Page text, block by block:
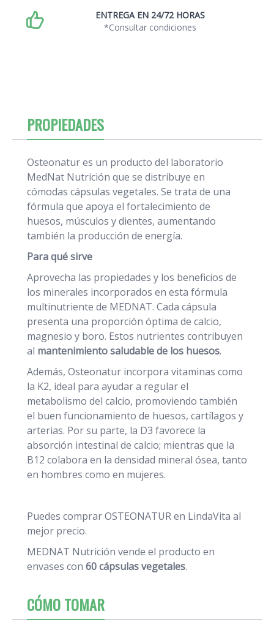
ENTREGA EN 24/72 HORAS
*Consultar condiciones
PROPIEDADES
Osteonatur es un producto del laboratorio
MedNat Nutrición que se distribuye en
cómodas cápsulas vegetales. Se trata de una
fórmula que apoya el fortalecimiento de
huesos, músculos y dientes, aumentando
también la producción de energía.
Para qué sirve
Aprovecha las propiedades y los beneficios de
los minerales incorporados en esta fórmula
multinutriente de MEDNAT. Cada cápsula
presenta una proporción óptima de calcio,
magnesio y boro. Estos nutrientes contribuyen
al mantenimiento saludable de los huesos.
Además, Osteonatur incorpora vitaminas como
la K2, ideal para ayudar a regular el
metabolismo del calcio, promoviendo también
el buen funcionamiento de huesos, cartílagos y
arterias. Por su parte, la D3 favorece la
absorción intestinal de calcio; mientras que la
B12 colabora en la densidad mineral ósea, tanto
en hombres como en mujeres.
Puedes comprar OSTEONATUR en LindaVita al
mejor precio.
MEDNAT Nutrición vende el producto en
envases con 60 cápsulas vegetales.
CÓMO TOMAR